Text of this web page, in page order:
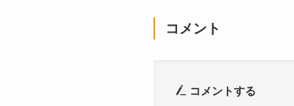
コメント
コメントする